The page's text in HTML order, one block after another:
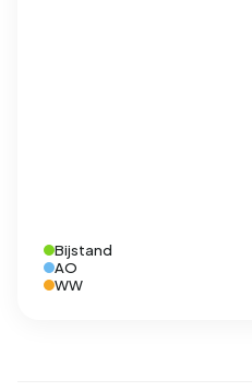
Bijstand
AO
WW